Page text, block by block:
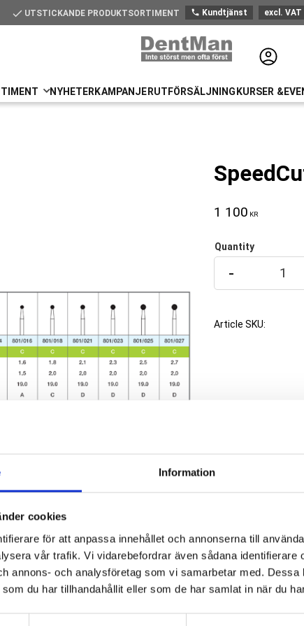
Information
cookies
för att anpassa innehållet och annonserna till
vår trafik. Vi vidarebefordrar även sådana identifierare
annons- och analysföretag som vi samarbetar med.
du har tillhandahållit eller som de har samlat in när du
check UTSTICKANDE PRODUKTSORTIMENT phone Kundtjänst excl. VAT
NYHETER KAMPANJERUTFÖRSÄLJNING KURSER
1 100 KR
Quantity
-
Article SKU